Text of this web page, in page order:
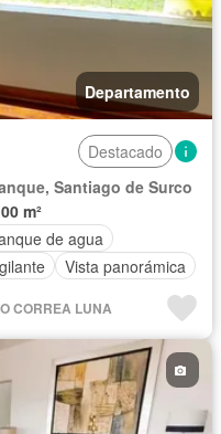
Departamento
Destacado
Santiago de Surco
m²
de agua
Vista panorámica
CORREA LUNA